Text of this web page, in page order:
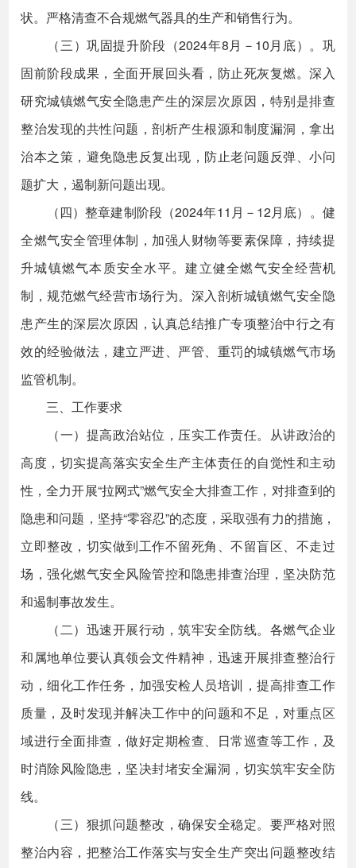
状。严格清查不合规燃气器具的生产和销售行为。
（三）巩固提升阶段（2024年8月－10月底）。巩
固前阶段成果，全面开展回头看，防止死灰复燃。深入
研究城镇燃气安全隐患产生的深层次原因，特别是排查
整治发现的共性问题，剖析产生根源和制度漏洞，拿出
治本之策，避免隐患反复出现，防止老问题反弹、小问
题扩大，遏制新问题出现。
（四）整章建制阶段（2024年11月－12月底）。健
全燃气安全管理体制，加强人财物等要素保障，持续提
升城镇燃气本质安全水平。建立健全燃气安全经营机
制，规范燃气经营市场行为。深入剖析城镇燃气安全隐
患产生的深层次原因，认真总结推广专项整治中行之有
效的经验做法，建立严进、严管、重罚的城镇燃气市场
监管机制。
三、工作要求
（一）提高政治站位，压实工作责任。从讲政治的
高度，切实提高落实安全生产主体责任的自觉性和主动
性，全力开展“拉网式”燃气安全大排查工作，对排查到的
隐患和问题，坚持“零容忍”的态度，采取强有力的措施，
立即整改，切实做到工作不留死角、不留盲区、不走过
场，强化燃气安全风险管控和隐患排查治理，坚决防范
和遏制事故发生。
（二）迅速开展行动，筑牢安全防线。各燃气企业
和属地单位要认真领会文件精神，迅速开展排查整治行
动，细化工作任务，加强安检人员培训，提高排查工作
质量，及时发现并解决工作中的问题和不足，对重点区
域进行全面排查，做好定期检查、日常巡查等工作，及
时消除风险隐患，坚决封堵安全漏洞，切实筑牢安全防
线。
（三）狠抓问题整改，确保安全稳定。要严格对照
整治内容，把整治工作落实与安全生产突出问题整改结